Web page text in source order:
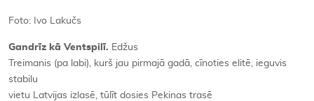
Foto: Ivo Lakučs
Gandrīz kā Ventspilī. Edžus
Treimanis (pa labi), kurš jau pirmajā gadā, cīnoties elitē, ieguvis
stabilu
vietu Latvijas izlasē, tūlīt dosies Pekinas trasē